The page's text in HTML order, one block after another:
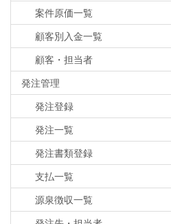
案件原価一覧
顧客別入金一覧
顧客・担当者
発注管理
発注登録
発注一覧
発注書類登録
支払一覧
源泉徴収一覧